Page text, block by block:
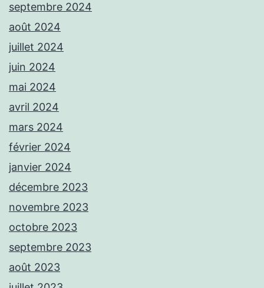
septembre 2024
août 2024
juillet 2024
juin 2024
mai 2024
avril 2024
mars 2024
février 2024
janvier 2024
décembre 2023
novembre 2023
octobre 2023
septembre 2023
août 2023